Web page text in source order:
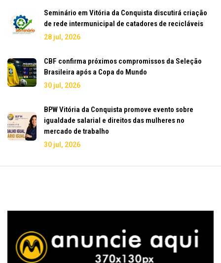
Seminário em Vitória da Conquista discutirá criação
de rede intermunicipal de catadores de recicláveis
28 jul, 2026
CBF confirma próximos compromissos da Seleção
Brasileira após a Copa do Mundo
30 jul, 2026
BPW Vitória da Conquista promove evento sobre
igualdade salarial e direitos das mulheres no
mercado de trabalho
30 jul, 2026